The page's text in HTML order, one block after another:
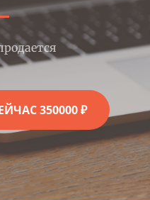
350000 ₽